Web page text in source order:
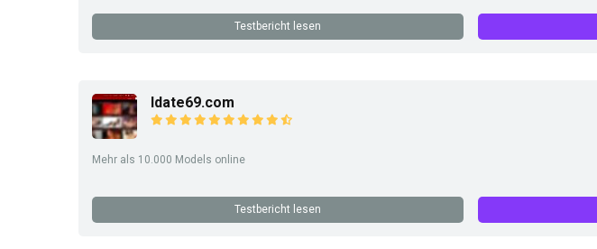
Testbericht lesen
Idate69.com
Mehr als 10.000 Models online
Testbericht lesen